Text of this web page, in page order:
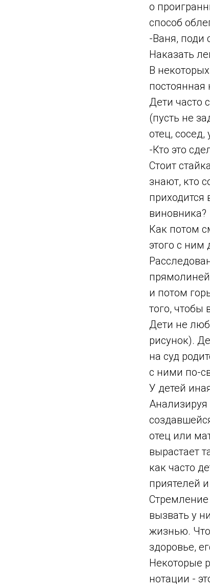
о
способ
-Ваня, поди
Наказать
В
постоянная
Дети часто
(пусть не
отец,
-Кто это
Стоит
знают, кто
приходится
виновника?
Как потом
этого с ним
и потом
того, чтобы
Дети не
рисунок).
на суд
с ними по-
У детей
Анализируя
отец или
вырастает
как часто
приятелей
вызвать у
жизнью.
здоровье,
Некоторые
нотации -